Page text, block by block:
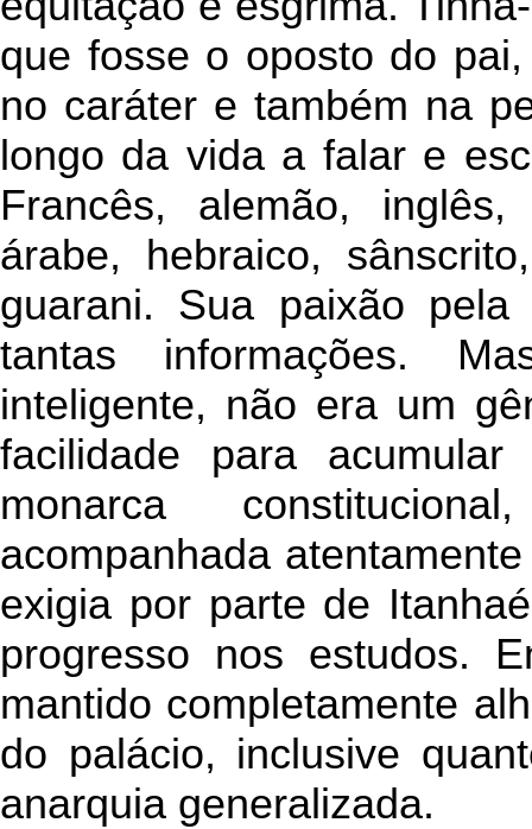
que fosse o oposto do
no caráter e também na
longo da vida a falar e
Francês, alemão,
árabe, hebraico,
guarani. Sua paixão pela
tantas informações.
inteligente, não era um
facilidade para
monarca
acompanhada
exigia por parte de
progresso nos estudos.
mantido completamente
do palácio, inclusive
anarquia generalizada.